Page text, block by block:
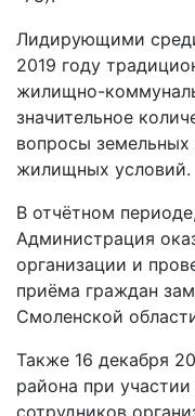
Лидирующими
2019 году
жилищно-
значительное
вопросы
жилищных условий.
В отчётном
Администрация
организации и
приёма граждан
Смоленской
Также 16 декабря
района при
сотрудников